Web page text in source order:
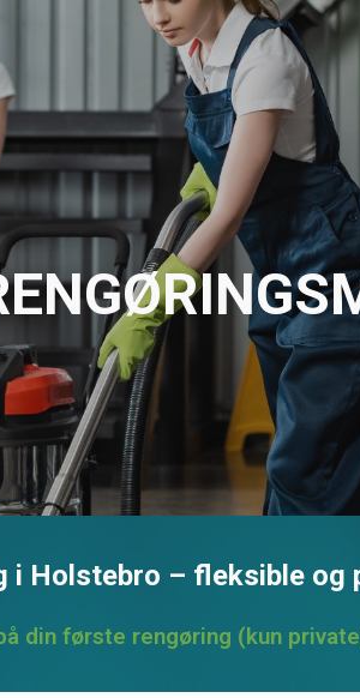
Skip to
i Holstebro – fleksible og
din første rengøring (kun